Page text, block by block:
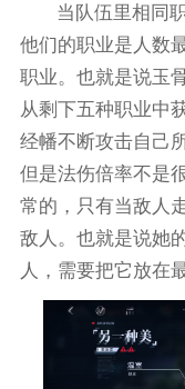
当队伍里相同
他们的职业是人数
职业。也就是说玉
从剩下五种职业中
经幡不断攻击自己
但是法伤倍率不是
常的，只有当敌人
敌人。也就是说她
人，需要把它放在